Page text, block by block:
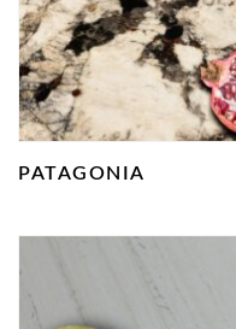
PATAGONIA